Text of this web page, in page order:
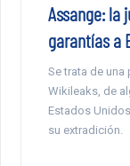
Assange:
garantías a
Se trata de
Wikileaks, de
Estados
su extradición.